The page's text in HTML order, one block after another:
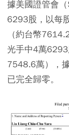
據美國證管會
6293股，以每
（約台幣
光手中4萬
7548.6萬），
已完全歸零。